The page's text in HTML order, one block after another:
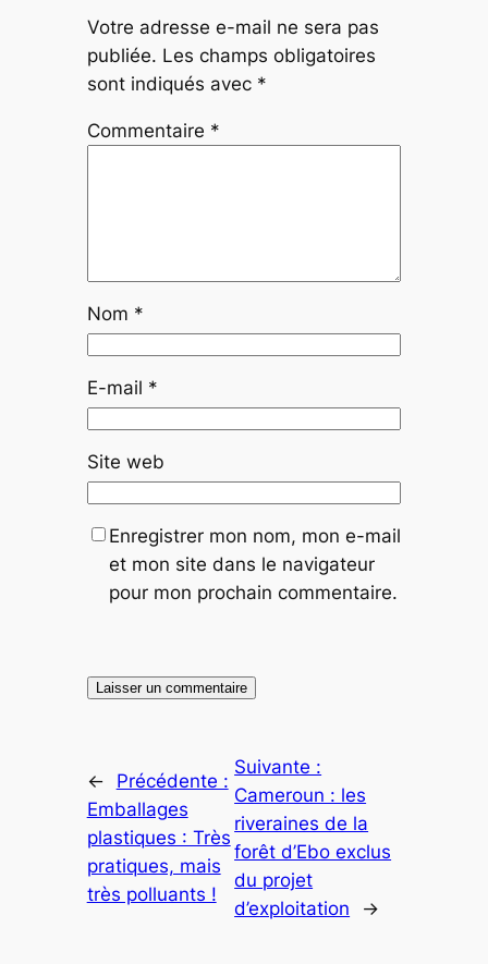
Votre adresse e-mail ne sera pas
publiée. Les champs obligatoires
sont indiqués avec *
Commentaire *
Nom *
E-mail *
Site web
Enregistrer mon nom, mon e-mail
et mon site dans le navigateur
pour mon prochain commentaire.
←
Précédente :
Emballages
plastiques : Très
pratiques, mais
très polluants !
Suivante :
Cameroun : les
riveraines de la
forêt d’Ebo exclus
du projet
d’exploitation
→